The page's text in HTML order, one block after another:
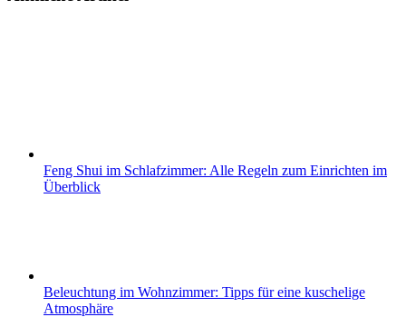
Feng Shui im Schlafzimmer: Alle Regeln zum Einrichten im
Überblick
Beleuchtung im Wohnzimmer: Tipps für eine kuschelige
Atmosphäre